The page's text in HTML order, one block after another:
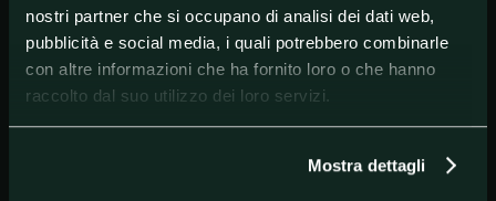
nostri partner che si occupano di analisi dei dati web,
pubblicità e social media, i quali potrebbero combinarle
con altre informazioni che ha fornito loro o che hanno
raccolto dal suo utilizzo dei loro servizi.
Mostra dettagli
#SerieC